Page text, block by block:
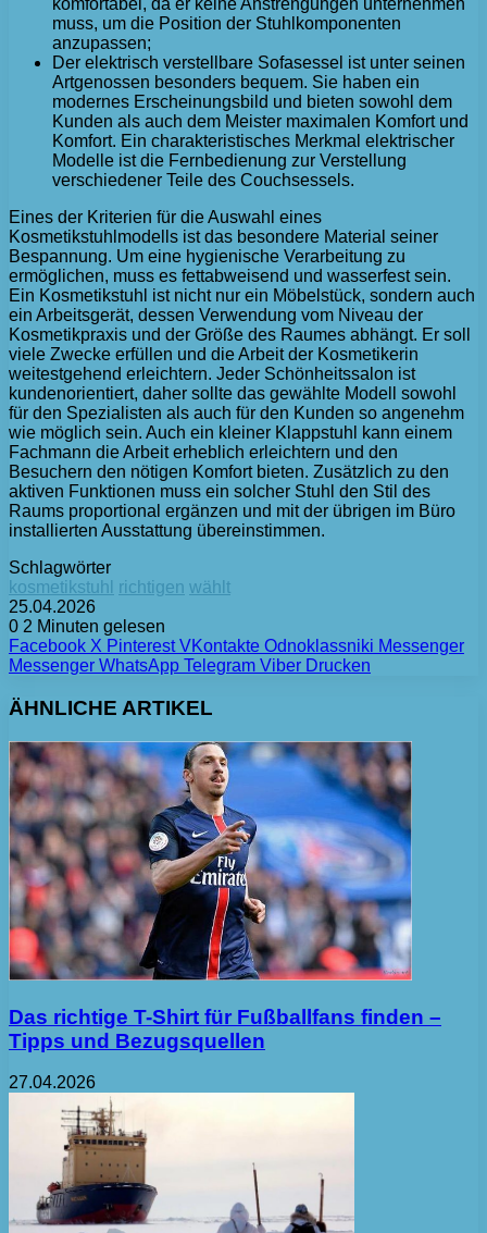
komfortabel, da er keine Anstrengungen unternehmen
muss, um die Position der Stuhlkomponenten
anzupassen;
Der elektrisch verstellbare Sofasessel ist unter seinen
Artgenossen besonders bequem. Sie haben ein
modernes Erscheinungsbild und bieten sowohl dem
Kunden als auch dem Meister maximalen Komfort und
Komfort. Ein charakteristisches Merkmal elektrischer
Modelle ist die Fernbedienung zur Verstellung
verschiedener Teile des Couchsessels.
Eines der Kriterien für die Auswahl eines
Kosmetikstuhlmodells ist das besondere Material seiner
Bespannung. Um eine hygienische Verarbeitung zu
ermöglichen, muss es fettabweisend und wasserfest sein.
Ein Kosmetikstuhl ist nicht nur ein Möbelstück, sondern auch
ein Arbeitsgerät, dessen Verwendung vom Niveau der
Kosmetikpraxis und der Größe des Raumes abhängt. Er soll
viele Zwecke erfüllen und die Arbeit der Kosmetikerin
weitestgehend erleichtern. Jeder Schönheitssalon ist
kundenorientiert, daher sollte das gewählte Modell sowohl
für den Spezialisten als auch für den Kunden so angenehm
wie möglich sein. Auch ein kleiner Klappstuhl kann einem
Fachmann die Arbeit erheblich erleichtern und den
Besuchern den nötigen Komfort bieten. Zusätzlich zu den
aktiven Funktionen muss ein solcher Stuhl den Stil des
Raums proportional ergänzen und mit der übrigen im Büro
installierten Ausstattung übereinstimmen.
Schlagwörter
kosmetikstuhl richtigen wählt
25.04.2026
0 2 Minuten gelesen
Facebook X Pinterest VKontakte Odnoklassniki Messenger
Messenger WhatsApp Telegram Viber Drucken
ÄHNLICHE ARTIKEL
Das richtige T-Shirt für Fußballfans finden –
Tipps und Bezugsquellen
27.04.2026